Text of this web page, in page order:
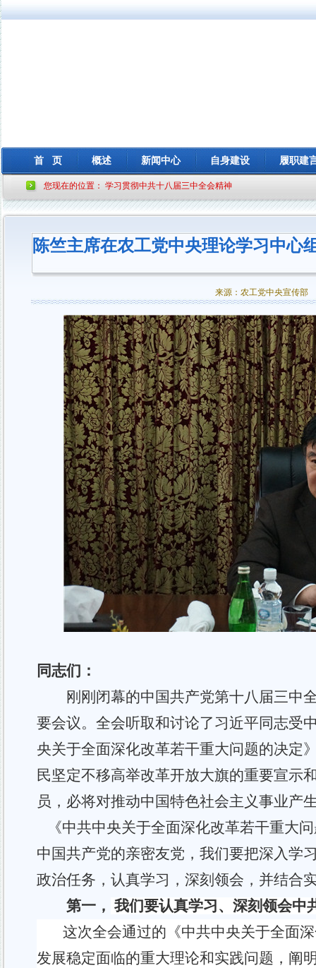
首 页 概述 新闻中心 自身建设 履职建
您现在的位置： 学习贯彻中共十八届三中全会精神
陈竺主席在农工党中央理论学习中心
来源：农工党中央宣传部
同志们：
刚刚闭幕的中国共产党第十八届三中
要会议。全会听取和讨论了习近平同志受
央关于全面深化改革若干重大问题的决定
民坚定不移高举改革开放大旗的重要宣示
员，必将对推动中国特色社会主义事业产
《中共中央关于全面深化改革若干重大
中国共产党的亲密友党，我们要把深入学
政治任务，认真学习，深刻领会，并结合
第一， 我们要认真学习、深刻领会中
这次全会通过的《中共中央关于全面
发展稳定面临的重大理论和实践问题，阐